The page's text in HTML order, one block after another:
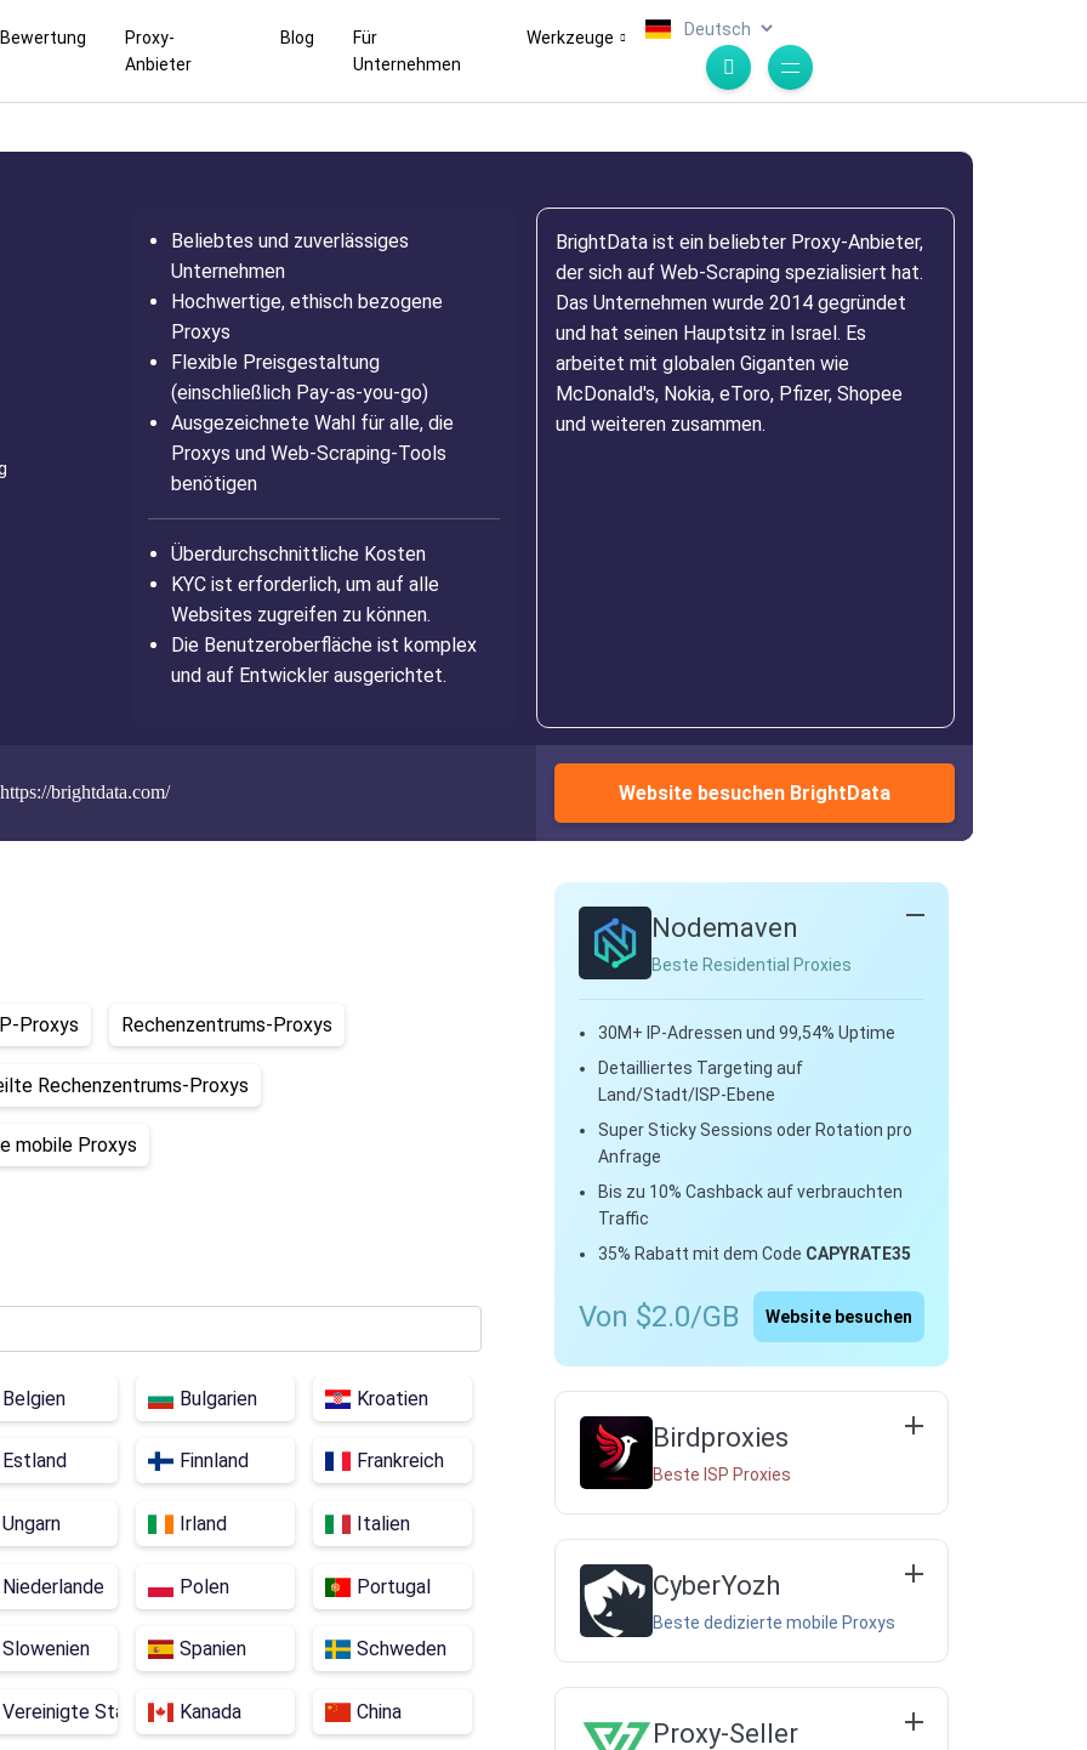
Bewertung
Proxy-
Anbieter
Blog
Für
Unternehmen
Werkzeuge
Beliebtes und zuverlässiges
Unternehmen
Hochwertige, ethisch bezogene
Proxys
Flexible Preisgestaltung
(einschließlich Pay-as-you-go)
Ausgezeichnete Wahl für alle, die
Proxys und Web-Scraping-Tools
benötigen
Überdurchschnittliche Kosten
KYC ist erforderlich, um auf alle
Websites zugreifen zu können.
Die Benutzeroberfläche ist komplex
und auf Entwickler ausgerichtet.
BrightData ist ein beliebter Proxy-Anbieter,
der sich auf Web-Scraping spezialisiert hat.
Das Unternehmen wurde 2014 gegründet
und hat seinen Hauptsitz in Israel. Es
arbeitet mit globalen Giganten wie
McDonald's, Nokia, eToro, Pfizer, Shopee
und weiteren zusammen.
https://brightdata.com/ Website besuchen BrightData
Proxys Rechenzentrums-Proxys
Rechenzentrums-Proxys
mobile Proxys
Belgien Bulgarien Kroatien
Estland Finnland Frankreich
Ungarn Irland Italien
Niederlande Polen Portugal
Slowenien Spanien Schweden
Vereinigte Staaten Kanada China
Nodemaven
Beste Residential Proxies
30M+ IP-Adressen und 99,54% Uptime
Detailliertes Targeting auf
Land/Stadt/ISP-Ebene
Super Sticky Sessions oder Rotation pro
Anfrage
Bis zu 10% Cashback auf verbrauchten
Traffic
35% Rabatt mit dem Code CAPYRATE35
Von $2.0/GB Website besuchen
Birdproxies
Beste ISP Proxies
CyberYozh
Beste dedizierte mobile Proxys
Proxy-Seller